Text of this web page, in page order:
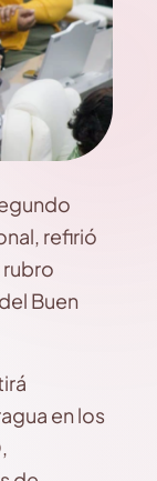
refirió
Buen
en los